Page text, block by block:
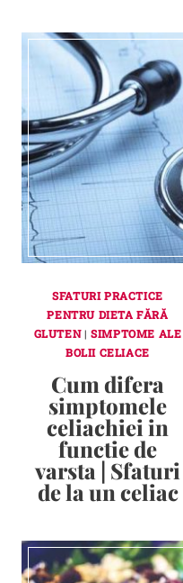
SFATURI PRACTICE
PENTRU DIETA FĂRĂ
GLUTEN|SIMPTOME ALE
BOLII CELIACE
Cum difera
simptomele
celiachiei in
functie de
varsta | Sfaturi
de la un celiac